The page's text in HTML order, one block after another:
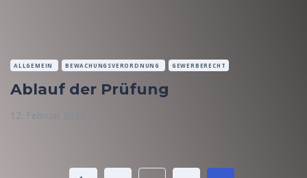
ALLGEMEIN BEWACHUNGSVERORDNUNG GEWERBERECHT
Ablauf der Prüfung
12. Februar 2024